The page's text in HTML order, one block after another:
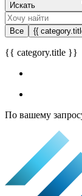
Искать
Все {{
{{ category.title }}
По вашему